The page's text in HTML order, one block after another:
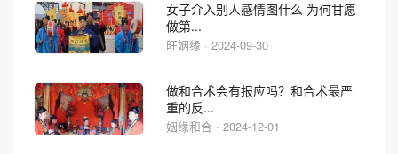
女子介入别人感情图什么 为何甘愿
做第...
旺姻缘 · 2024-09-30
做和合术会有报应吗？和合术最严
重的反...
姻缘和合 · 2024-12-01